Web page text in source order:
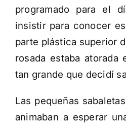
programado para el
insistir para conocer
parte plástica superior
rosada estaba atorada
tan grande que decidí
Las pequeñas
animaban a esperar